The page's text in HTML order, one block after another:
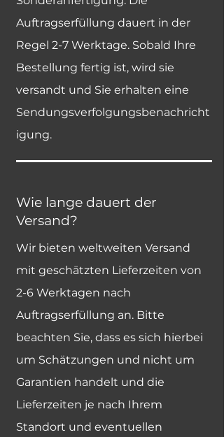
Auftragserfüllung dauert in der
Regel 2-7 Werktage. Sobald Ihre
Bestellung fertig ist, wird sie
versandt und Sie erhalten eine
Sendungsverfolgungsbenachricht
igung.
Wie lange dauert der
Versand?
Wir bieten weltweiten Versand
mit geschätzten Lieferzeiten von
2-6 Werktagen nach
Auftragserfüllung an. Bitte
beachten Sie, dass es sich hierbei
um Schätzungen und nicht um
Garantien handelt und die
Lieferzeiten je nach Ihrem
Standort und eventuellen